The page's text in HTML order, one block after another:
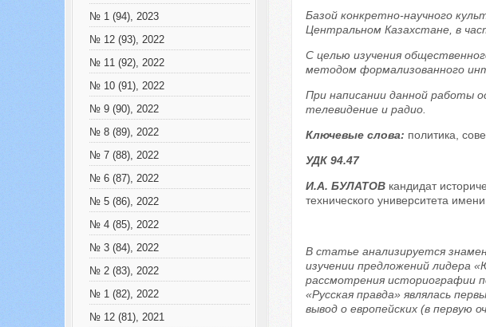
№ 1 (94), 2023
№ 12 (93), 2022
№ 11 (92), 2022
№ 10 (91), 2022
№ 9 (90), 2022
№ 8 (89), 2022
№ 7 (88), 2022
№ 6 (87), 2022
№ 5 (86), 2022
№ 4 (85), 2022
№ 3 (84), 2022
№ 2 (83), 2022
№ 1 (82), 2022
№ 12 (81), 2021
Базой конкретно-научного
Центральном Казахстане, в
С целью изучения
методом формализованного
При написании данной работы
телевидение и радио.
Ключевые слова: политика,
УДК 94.47
И.А. БУЛАТОВкандидат
технического университета
В статье анализируется
изучении предложений лидера
рассмотрения историографии
«Русская правда» являлась
вывод о европейских (в первую